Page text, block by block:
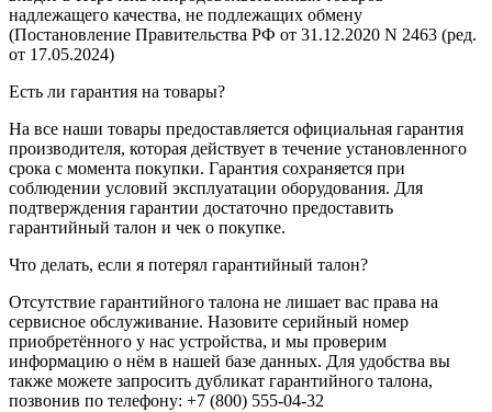
надлежащего качества, не подлежащих обмену
(Постановление Правительства РФ от 31.12.2020 N 2463 (ред.
от 17.05.2024)
Есть ли гарантия на товары?
На все наши товары предоставляется официальная гарантия
производителя, которая действует в течение установленного
срока с момента покупки. Гарантия сохраняется при
соблюдении условий эксплуатации оборудования. Для
подтверждения гарантии достаточно предоставить
гарантийный талон и чек о покупке.
Что делать, если я потерял гарантийный талон?
Отсутствие гарантийного талона не лишает вас права на
сервисное обслуживание. Назовите серийный номер
приобретённого у нас устройства, и мы проверим
информацию о нём в нашей базе данных. Для удобства вы
также можете запросить дубликат гарантийного талона,
позвонив по телефону: +7 (800) 555-04-32